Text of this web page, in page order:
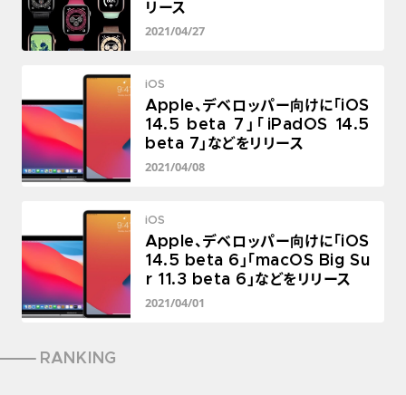
リース
2021/04/27
iOS
Apple、デベロッパー向けに「iOS
14.5 beta 7」「iPadOS 14.5
beta 7」などをリリース
2021/04/08
iOS
Apple、デベロッパー向けに「iOS
14.5 beta 6」「macOS Big Su
r 11.3 beta 6」などをリリース
2021/04/01
RANKING